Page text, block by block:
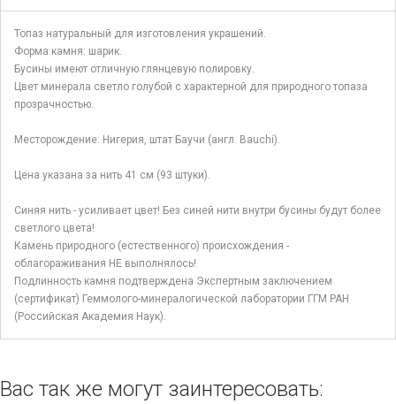
Топаз натуральный для изготовления украшений.
Форма камня: шарик.
Бусины имеют отличную глянцевую полировку.
Цвет минерала светло голубой с характерной для природного топаза
прозрачностью.
Месторождение: Нигерия, штат Баучи (англ. Bauchi).
Цена указана за нить 41 см (93 штуки).
Синяя нить - усиливает цвет! Без синей нити внутри бусины будут более
светлого цвета!
Камень природного (естественного) происхождения -
облагораживания НЕ выполнялось!
Подлинность камня подтверждена Экспертным заключением
(сертификат) Геммолого-минералогической лаборатории ГГМ РАН
(Российская Академия Наук).
Вас так же могут заинтересовать: